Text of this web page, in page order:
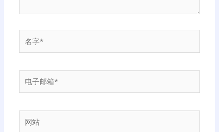
字
子
箱
站